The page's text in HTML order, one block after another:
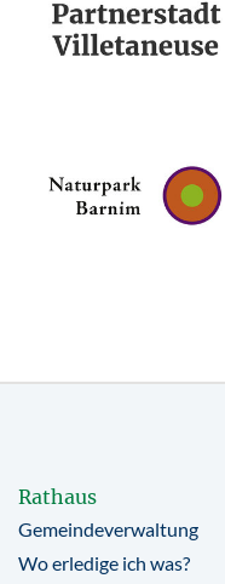
Rathaus
Gemeindeverwaltung
Wo erledige ich was?